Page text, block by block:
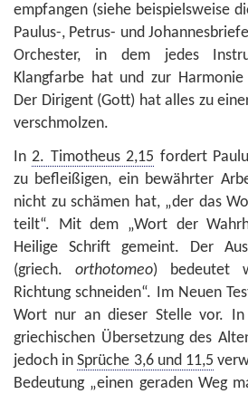
empfangen (siehe beispielsweise
Paulus-, Petrus- und
Orchester, in dem jedes
Klangfarbe hat und zur
Der Dirigent (Gott) hat alles zu
verschmolzen.
In2. Timotheus 2,15 fordert
zu beflei­ßigen, ein bewährter
nicht zu schämen hat, „der das
teilt“. Mit dem „Wort der
Heilige Schrift gemeint. Der
(griech. orthotomeo) bedeutet
Richtung schneiden“. Im Neuen
Wort nur an dieser Stelle vor. In
griechischen Über­setzung des
jedoch inSprüche 3,6 und 11,5
Bedeutung „einen geraden Weg